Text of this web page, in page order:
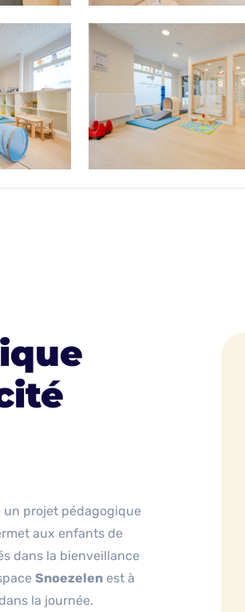
un projet pédagogique
aux enfants de
dans la bienveillance
Snoezelen est à
la journée.